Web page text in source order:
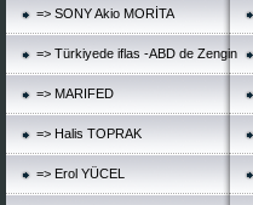
=> SONY Akio MORİTA
=> Türkiyede iflas -ABD de Zengin
=> MARIFED
=> Halis TOPRAK
=> Erol YÜCEL